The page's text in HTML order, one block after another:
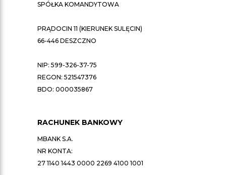
SPÓŁKA KOMANDYTOWA
PRĄDOCIN 11 (KIERUNEK SULĘCIN)
66-446 DESZCZNO
NIP: 599-326-37-75
REGON: 521547376
BDO: 000035867
RACHUNEK BANKOWY
MBANK S.A.
NR KONTA:
27 1140 1443 0000 2269 4100 1001